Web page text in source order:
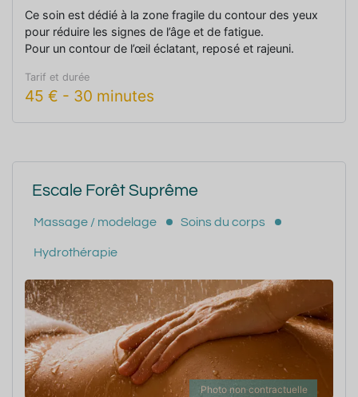
Ce soin est dédié à la zone fragile du contour des yeux
pour réduire les signes de l’âge et de fatigue.
Pour un contour de l’œil éclatant, reposé et rajeuni.
Tarif et durée
45 € - 30 minutes
Escale Forêt Suprême
Massage / modelage Soins du corps
Hydrothérapie
Photo non contractuelle